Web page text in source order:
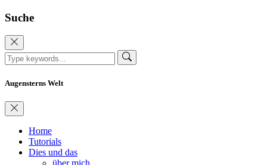
Suche
Augensterns Welt
Home
Tutorials
Dies und das
über mich